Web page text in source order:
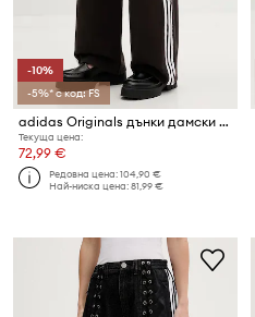
-10%
-5%* с код: FS
adidas Originals дънки дамски Firebird
Текуща цена:
72,99 €
Редовна цена:104,90 €
Най-ниска цена:81,99 €